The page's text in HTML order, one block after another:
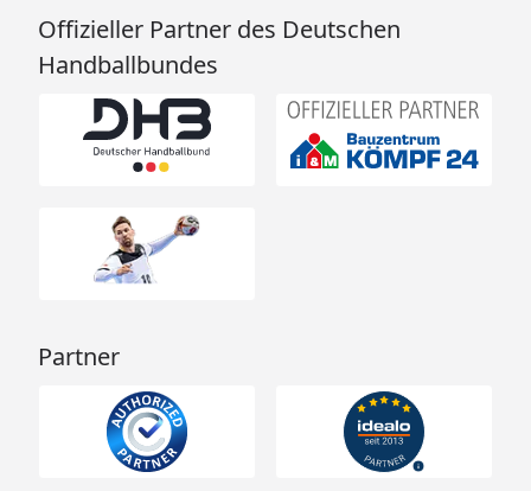
Offizieller Partner des Deutschen
Handballbundes
Partner